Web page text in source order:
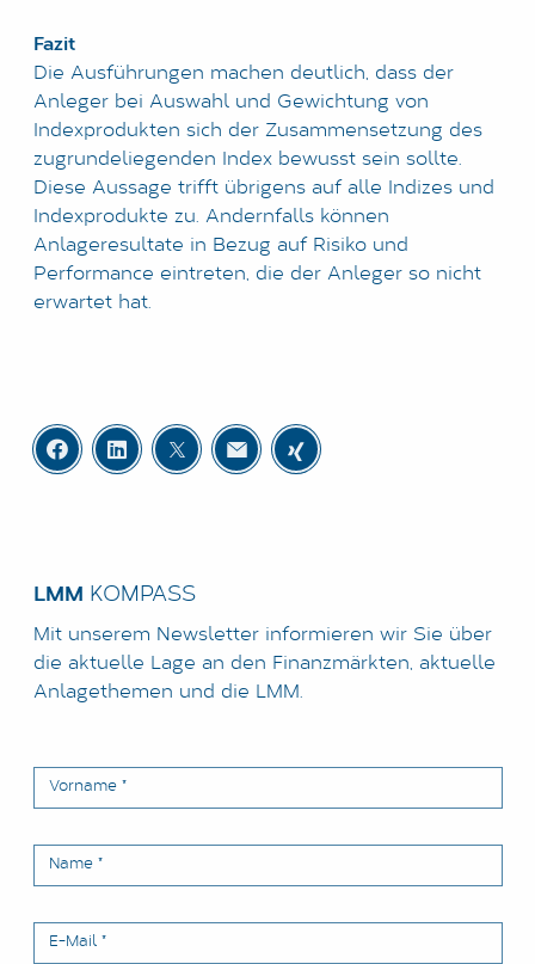
Fazit
Die Ausführungen machen deutlich, dass der
Anleger bei Auswahl und Gewichtung von
Indexprodukten sich der Zusammensetzung des
zugrundeliegenden Index bewusst sein sollte.
Diese Aussage trifft übrigens auf alle Indizes und
Indexprodukte zu. Andernfalls können
Anlageresultate in Bezug auf Risiko und
Performance eintreten, die der Anleger so nicht
erwartet hat.
LMM KOMPASS
Mit unserem Newsletter informieren wir Sie über
die aktuelle Lage an den Finanzmärkten, aktuelle
Anlagethemen und die LMM.
Vorname *
Name *
E-Mail *